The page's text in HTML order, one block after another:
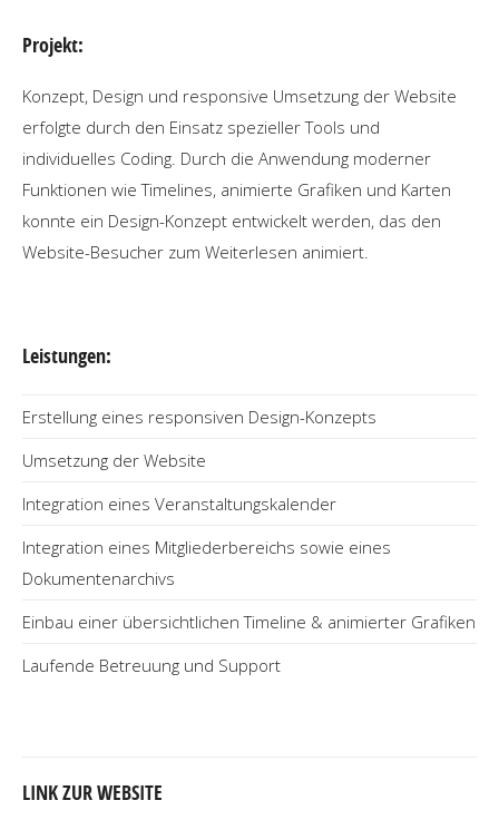
Projekt:
Konzept, Design und responsive Umsetzung der Website
erfolgte durch den Einsatz spezieller Tools und
individuelles Coding. Durch die Anwendung moderner
Funktionen wie Timelines, animierte Grafiken und Karten
konnte ein Design-Konzept entwickelt werden, das den
Website-Besucher zum Weiterlesen animiert.
Leistungen:
Erstellung eines responsiven Design-Konzepts
Umsetzung der Website
Integration eines Veranstaltungskalender
Integration eines Mitgliederbereichs sowie eines
Dokumentenarchivs
Einbau einer übersichtlichen Timeline & animierter Grafiken
Laufende Betreuung und Support
LINK ZUR WEBSITE